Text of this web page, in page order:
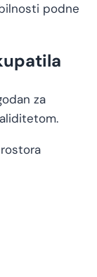
podne
za